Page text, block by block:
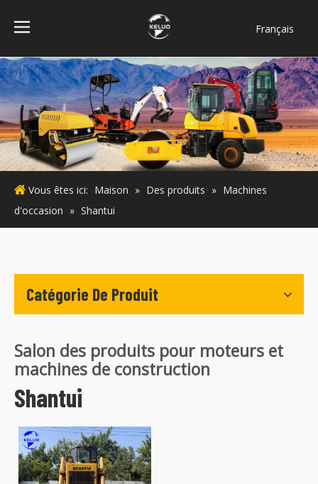
Français
Bahasa
indonesia
Türk dili
ไทย
Italiano
Deutsch
Português
Vous êtes ici: Maison » Des produits » Machines
d'occasion » Shantui
Catégorie De Produit
Salon des produits pour moteurs et
machines de construction
Shantui